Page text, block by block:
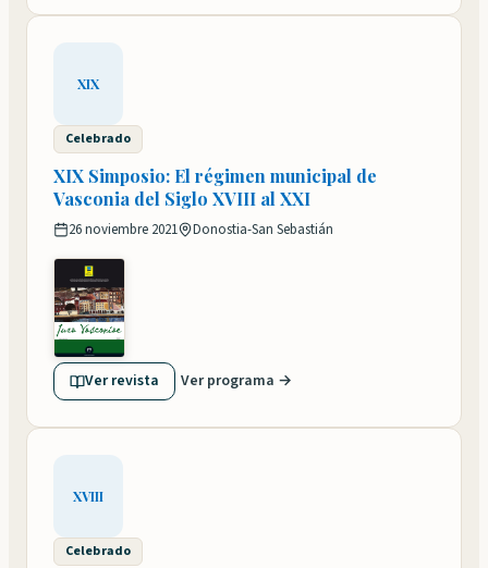
XIX
Celebrado
XIX Simposio: El régimen municipal de
Vasconia del Siglo XVIII al XXI
26 noviembre 2021 Donostia-San Sebastián
Ver revista Ver programa →
XVIII
Celebrado